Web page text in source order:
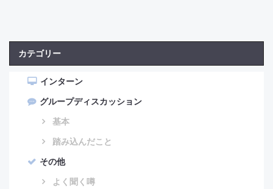
カテゴリー
インターン
グループディスカッション
基本
踏み込んだこと
その他
よく聞く噂